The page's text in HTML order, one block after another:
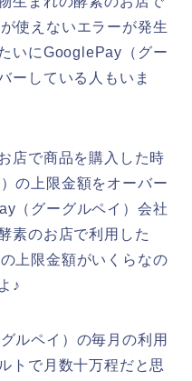
使えないエラーが発生
いにGooglePay（グー
ーしている人もいま
店で商品を購入した時
の上限金額をオーバー
（グーグルペイ）会社
素のお店で利用した
上限金額がいくらなの
♪
ルペイ）の毎月の利用
トで月数十万程だと思